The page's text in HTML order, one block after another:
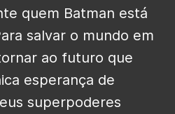
quem Batman está
salvar o mundo em
ao futuro que
esperança de
superpoderes